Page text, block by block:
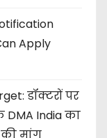
Apply
डॉक्टरों पर
India का
की मांग